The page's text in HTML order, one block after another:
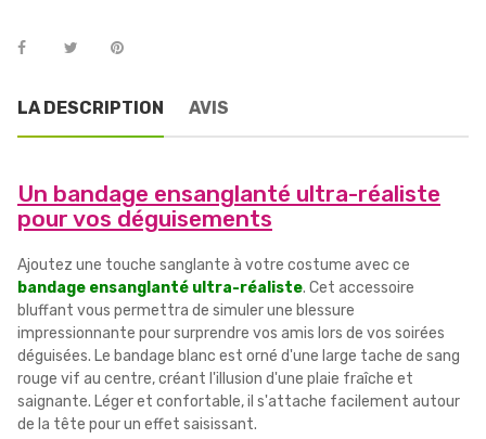
LA DESCRIPTION AVIS
Un bandage ensanglanté ultra-réaliste
pour vos déguisements
Ajoutez une touche sanglante à votre costume avec ce
bandage ensanglanté ultra-réaliste. Cet accessoire
bluffant vous permettra de simuler une blessure
impressionnante pour surprendre vos amis lors de vos soirées
déguisées. Le bandage blanc est orné d'une large tache de sang
rouge vif au centre, créant l'illusion d'une plaie fraîche et
saignante. Léger et confortable, il s'attache facilement autour
de la tête pour un effet saisissant.